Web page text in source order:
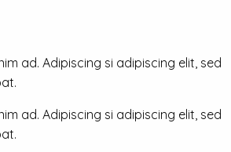
ad. Adipiscing si adipiscing elit, sed
ad. Adipiscing si adipiscing elit, sed